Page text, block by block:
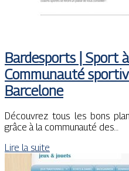
Bardesports | Sport
Communauté
Barcelone
Découvrez tous les bons
grâce à la communauté des…
Lire la suite